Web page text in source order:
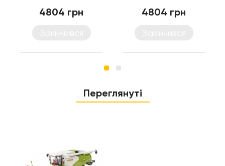
4804 грн 4804 грн
Переглянуті